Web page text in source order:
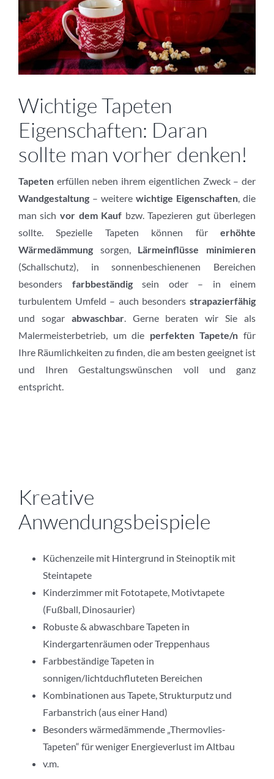
Wichtige Tapeten
Eigenschaften: Daran
sollte man vorher denken!
Tapetenerfüllen neben ihrem eigentlichen Zweck – der
Wandgestaltung– weiterewichtige Eigenschaften, die
man sich vor dem Kauf bzw. Tapezieren gut überlegen
sollte. Spezielle Tapeten können fürerhöhte
Wärmedämmungsorgen, Lärmeinflüsse minimieren
(Schallschutz), in sonnenbeschienenen Bereichen
besonders farbbeständigsein oder – in einem
turbulentem Umfeld – auch besondersstrapazierfähig
und sogar abwaschbar. Gerne beraten wir Sie als
Malermeisterbetrieb, um die perfekten Tapete/n für
Ihre Räumlichkeiten zu finden, die am besten geeignet ist
und Ihren Gestaltungswünschen voll und ganz
entspricht.
Kreative
Anwendungsbeispiele
Küchenzeile mit Hintergrund in Steinoptik mit
Steintapete
Kinderzimmer mit Fototapete, Motivtapete
(Fußball, Dinosaurier)
Robuste & abwaschbare Tapeten in
Kindergartenräumen oder Treppenhaus
Farbbeständige Tapeten in
sonnigen/lichtduchfluteten Bereichen
Kombinationen aus Tapete, Strukturputz und
Farbanstrich (aus einer Hand)
Besonders wärmedämmende „Thermovlies-
Tapeten“ für weniger Energieverlust im Altbau
v.m.